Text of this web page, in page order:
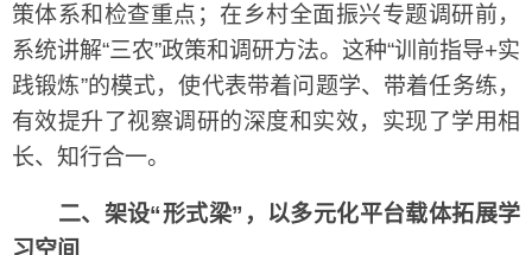
策体系和检查重点；在乡村全面振兴专题调研前，
系统讲解“三农”政策和调研方法。这种“训前指导+实
践锻炼”的模式，使代表带着问题学、带着任务练，
有效提升了视察调研的深度和实效，实现了学用相
长、知行合一。
二、架设“形式梁”，以多元化平台载体拓展学
习空间